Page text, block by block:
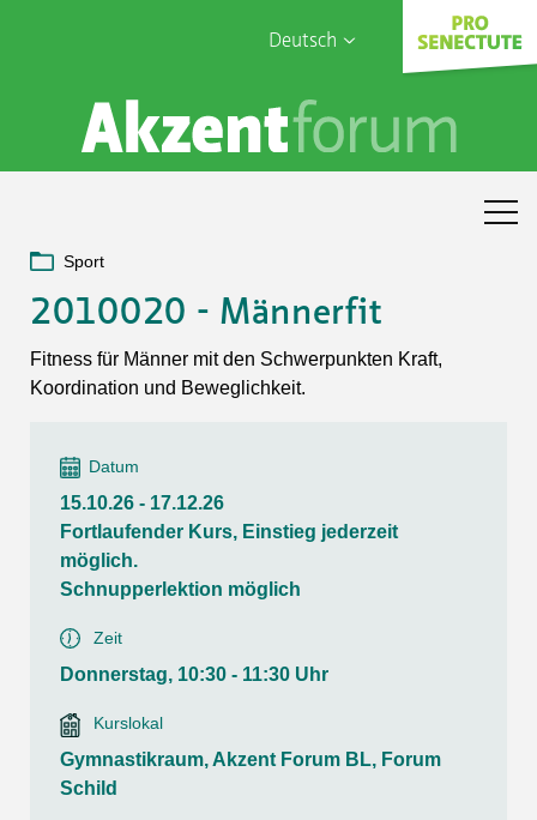
Deutsch
English
Français
Sophia Care
Sport
2010020 - Männerfit
Fitness für Männer mit den Schwerpunkten Kraft,
Koordination und Beweglichkeit.
Datum
15.10.26 - 17.12.26
Fortlaufender Kurs, Einstieg jederzeit
möglich.
Schnupperlektion möglich
Zeit
Donnerstag, 10:30 - 11:30 Uhr
Kurslokal
Gymnastikraum, Akzent Forum BL, Forum
Schild